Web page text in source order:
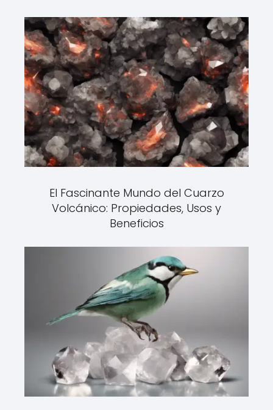
El Fascinante Mundo del Cuarzo
Volcánico: Propiedades, Usos y
Beneficios